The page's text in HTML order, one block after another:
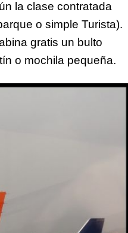
la clase contratada
o simple Turista).
gratis un bulto
o mochila pequeña.